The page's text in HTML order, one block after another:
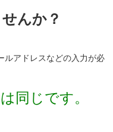
んか？
ルアドレスなどの入力が必
同じです。